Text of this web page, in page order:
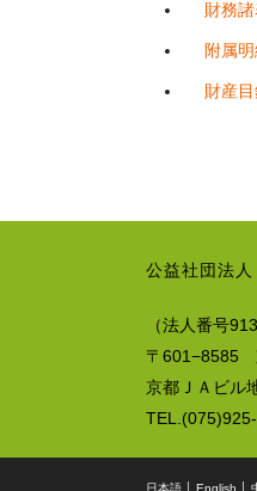
財務
附属
財産
公益社団法
（法人番号
〒601−8585
京都ＪＡビル
日本語 English